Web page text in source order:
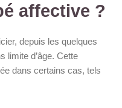
affective ?
depuis les quelques
limite d’âge. Cette
dans certains cas, tels